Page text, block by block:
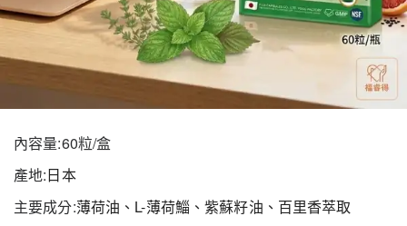
內容量:60粒/盒
產地:日本
主要成分:薄荷油、L-薄荷鯔、紫蘇籽油、百里香萃取